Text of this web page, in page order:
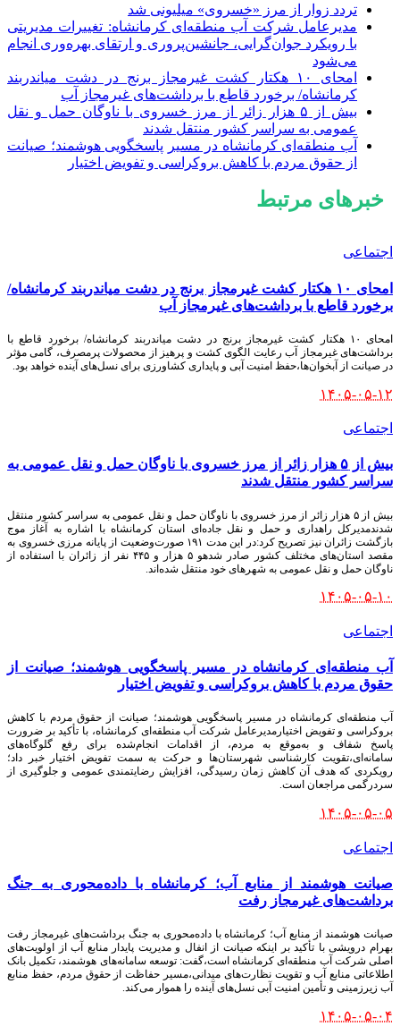
تردد زوار از مرز «خسروی» میلیونی شد
مدیرعامل شرکت آب منطقه‌ای کرمانشاه: تغییرات مدیریتی
با رویکرد جوان‌گرایی، جانشین‌پروری و ارتقای بهره‌وری انجام
می‌شود
امحای ۱۰ هکتار کشت غیرمجاز برنج در دشت میاندربند
کرمانشاه/ برخورد قاطع با برداشت‌های غیرمجاز آب
بیش از ۵ هزار زائر از مرز خسروی با ناوگان حمل‌ و نقل
عمومی به سراسر کشور منتقل شدند
آب منطقه‌ای کرمانشاه در مسیر پاسخگویی هوشمند؛ صیانت
از حقوق مردم با کاهش بروکراسی و تفویض اختیار
خبرهای مرتبط
اجتماعی
امحای ۱۰ هکتار کشت غیرمجاز برنج در دشت میاندربند کرمانشاه/
برخورد قاطع با برداشت‌های غیرمجاز آب
امحای ۱۰ هکتار کشت غیرمجاز برنج در دشت میاندربند کرمانشاه/ برخورد قاطع با
برداشت‌های غیرمجاز آب رعایت الگوی کشت و پرهیز از محصولات پرمصرف، گامی مؤثر
در صیانت از آبخوان‌ها،حفظ امنیت آبی و پایداری کشاورزی برای نسل‌های آینده خواهد بود.
۱۴۰۵-۰۵-۱۲
اجتماعی
بیش از ۵ هزار زائر از مرز خسروی با ناوگان حمل‌ و نقل عمومی به
سراسر کشور منتقل شدند
بیش از ۵ هزار زائر از مرز خسروی با ناوگان حمل‌ و نقل عمومی به سراسر کشور منتقل
شدندمدیرکل راهداری و حمل‌ و نقل جاده‌ای استان کرمانشاه با اشاره به آغاز موج
بازگشت زائران نیز تصریح کرد:در این مدت ۱۹۱ صورت‌وضعیت از پایانه مرزی خسروی به
مقصد استان‌های مختلف کشور صادر شدهو ۵ هزار و ۴۴۵ نفر از زائران با استفاده از
ناوگان حمل‌ و نقل عمومی به شهرهای خود منتقل شده‌اند.
۱۴۰۵-۰۵-۱۰
اجتماعی
آب منطقه‌ای کرمانشاه در مسیر پاسخگویی هوشمند؛ صیانت از
حقوق مردم با کاهش بروکراسی و تفویض اختیار
آب منطقه‌ای کرمانشاه در مسیر پاسخگویی هوشمند؛ صیانت از حقوق مردم با کاهش
بروکراسی و تفویض اختیارمدیرعامل شرکت آب منطقه‌ای کرمانشاه، با تأکید بر ضرورت
پاسخ شفاف و به‌موقع به مردم، از اقدامات انجام‌شده برای رفع گلوگاه‌های
سامانه‌ای،تقویت کارشناسی شهرستان‌ها و حرکت به سمت تفویض اختیار خبر داد؛
رویکردی که هدف آن کاهش زمان رسیدگی، افزایش رضایتمندی عمومی و جلوگیری از
سردرگمی مراجعان است.
۱۴۰۵-۰۵-۰۵
اجتماعی
صیانت هوشمند از منابع آب؛ کرمانشاه با داده‌محوری به جنگ
برداشت‌های غیرمجاز رفت
صیانت هوشمند از منابع آب؛ کرمانشاه با داده‌محوری به جنگ برداشت‌های غیرمجاز رفت
بهرام درویشی با تأکید بر اینکه صیانت از انفال و مدیریت پایدار منابع آب از اولویت‌های
اصلی شرکت آب منطقه‌ای کرمانشاه است،گفت: توسعه سامانه‌های هوشمند، تکمیل بانک
اطلاعاتی منابع آب و تقویت نظارت‌های میدانی،مسیر حفاظت از حقوق مردم، حفظ منابع
آب زیرزمینی و تأمین امنیت آبی نسل‌های آینده را هموار می‌کند.
۱۴۰۵-۰۵-۰۴